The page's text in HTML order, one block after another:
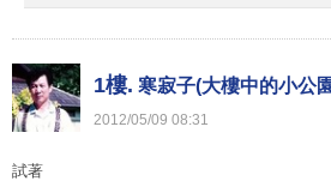
1樓. 寒寂子(大樓中的小公
2012/05/09 08:31
試著